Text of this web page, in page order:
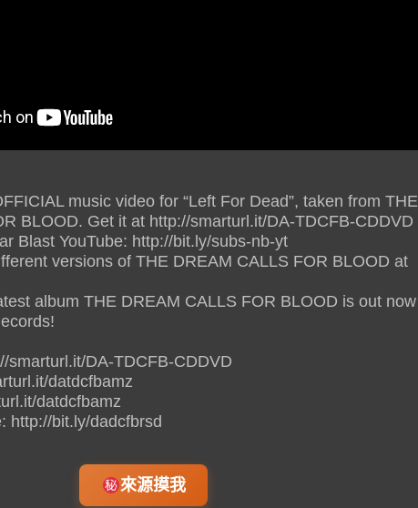
music video for “Left For Dead”, taken from THE
BLOOD. Get it at http://smarturl.it/DA-TDCFB-CDDVD
Blast YouTube: http://bit.ly/subs-nb-yt
versions of THE DREAM CALLS FOR BLOOD at
album THE DREAM CALLS FOR BLOOD is out now
smarturl.it/DA-TDCFB-CDDVD
datdcfbamz
datdcfbamz
http://bit.ly/dadcfbrsd
來源摸我